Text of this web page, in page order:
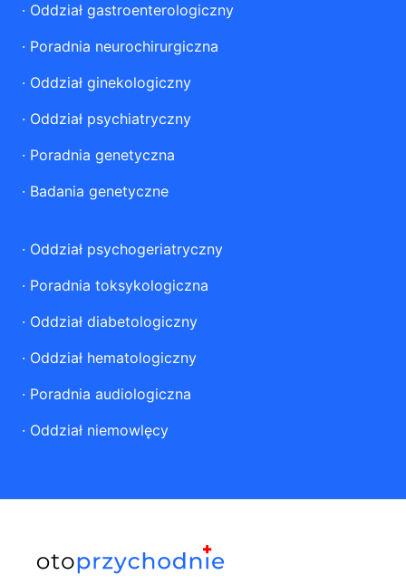
· Oddział gastroenterologiczny
· Poradnia neurochirurgiczna
· Oddział ginekologiczny
· Oddział psychiatryczny
· Poradnia genetyczna
· Badania genetyczne
· Oddział psychogeriatryczny
· Poradnia toksykologiczna
· Oddział diabetologiczny
· Oddział hematologiczny
· Poradnia audiologiczna
· Oddział niemowlęcy